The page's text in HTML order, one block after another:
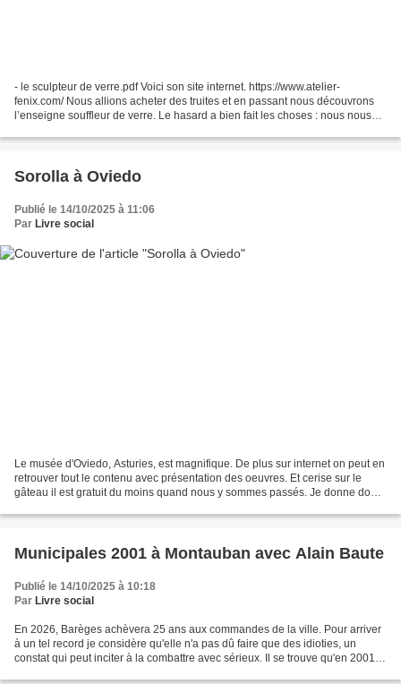
- le sculpteur de verre.pdf Voici son site internet. https://www.atelier-
fenix.com/ Nous allions acheter des truites et en passant nous découvrons
l’enseigne souffleur de verre. Le hasard a bien fait les choses : nous nous
Sorolla à Oviedo
Publié le 14/10/2025 à 11:06
Par Livre social
Le musée d'Oviedo, Asturies, est magnifique. De plus sur internet on peut en
retrouver tout le contenu avec présentation des oeuvres. Et cerise sur le
gâteau il est gratuit du moins quand nous y sommes passés. Je donne donc
Municipales 2001 à Montauban avec Alain Baute
Publié le 14/10/2025 à 10:18
Par Livre social
En 2026, Barèges achèvera 25 ans aux commandes de la ville. Pour arriver
à un tel record je considère qu'elle n'a pas dû faire que des idioties, un
constat qui peut inciter à la combattre avec sérieux. Il se trouve qu'en 2001